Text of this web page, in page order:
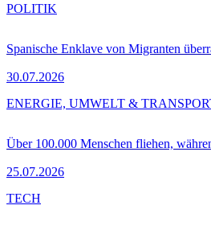
Spanische Enklave von Migranten
30.07.2026
POLITIK
Über 100.000 Menschen fliehen,
25.07.2026
ENERGIE, UMWELT &
TECH